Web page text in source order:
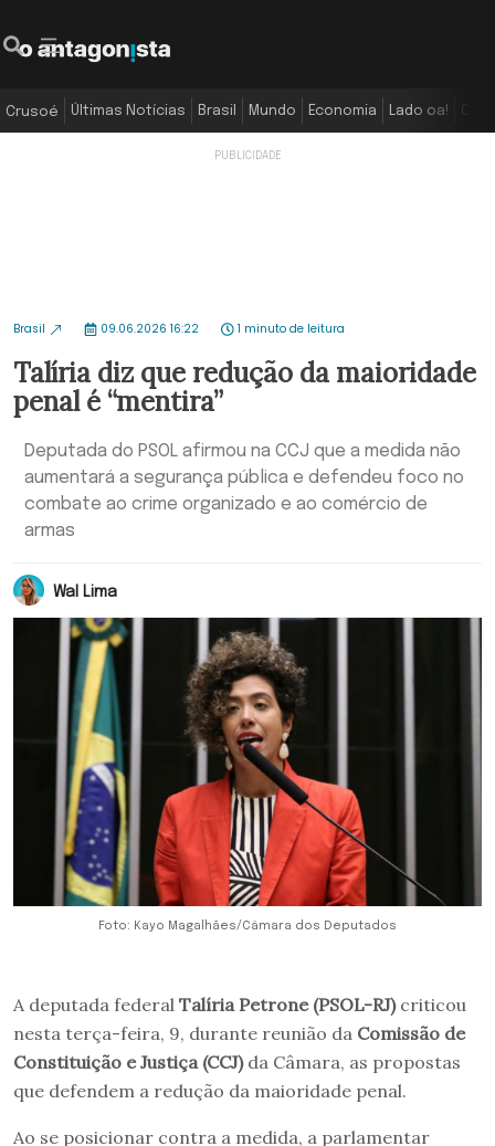
Crusoé Últimas Notícias Brasil Mundo Economia Lado oa!
Brasil 09.06.2026 16:22 1 minuto de leitura
Talíria diz que redução da maioridade
penal é “mentira”
Deputada do PSOL afirmou na CCJ que a medida não
aumentará a segurança pública e defendeu foco no
combate ao crime organizado e ao comércio de
armas
Wal Lima
Foto: Kayo Magalhães/Câmara dos Deputados
A deputada federal Talíria Petrone (PSOL-RJ)criticou
nesta terça-feira, 9, durante reunião da Comissão de
Constituição e Justiça (CCJ) da Câmara, as propostas
que defendem a redução da maioridade penal.
Ao se posicionar contra a medida, a parlamentar